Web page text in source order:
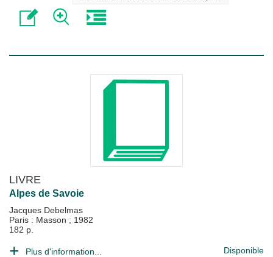
LIVRE
Alpes de Savoie
Jacques Debelmas
Paris : Masson ; 1982
182 p.
Plus d'information... Disponible